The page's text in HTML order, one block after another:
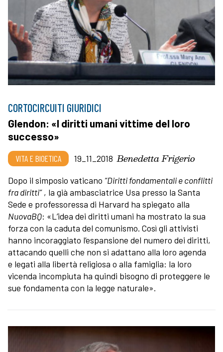
CORTOCIRCUITI GIURIDICI
Glendon: «I diritti umani vittime del loro
successo»
VITA E BIOETICA 19_11_2018 Benedetta Frigerio
Dopo il simposio vaticano “Diritti fondamentali e conflitti
fra diritti”, la già ambasciatrice Usa presso la Santa
Sede e professoressa di Harvard ha spiegato alla
NuovaBQ: «L’idea dei diritti umani ha mostrato la sua
forza con la caduta del comunismo. Così gli attivisti
hanno incoraggiato l’espansione del numero dei diritti,
attacando quelli che non si adattano alla loro agenda
e legati alla libertà religiosa o alla famiglia: la loro
vicenda incompiuta ha quindi bisogno di proteggere le
sue fondamenta con la legge naturale».